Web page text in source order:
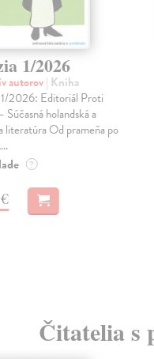
1/2026
autorov| Kniha
2026: Editoriál Proti
Súčasná holandská a
literatúra Od prameňa po
?
Čitatelia s